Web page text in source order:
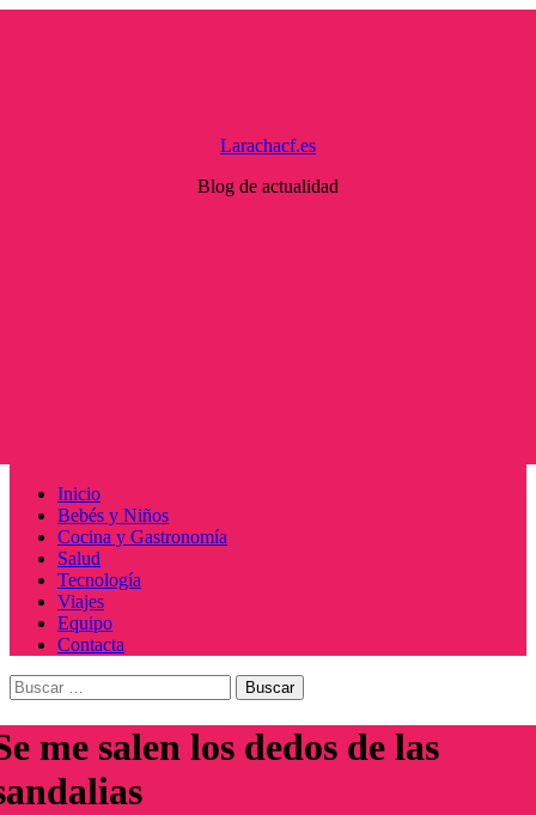
Larachacf.es
Blog de actualidad
Menú
principal
Inicio
Bebés y Niños
Cocina y Gastronomía
Salud
Tecnología
Viajes
Equipo
Contacta
Buscar:
me salen los dedos de las